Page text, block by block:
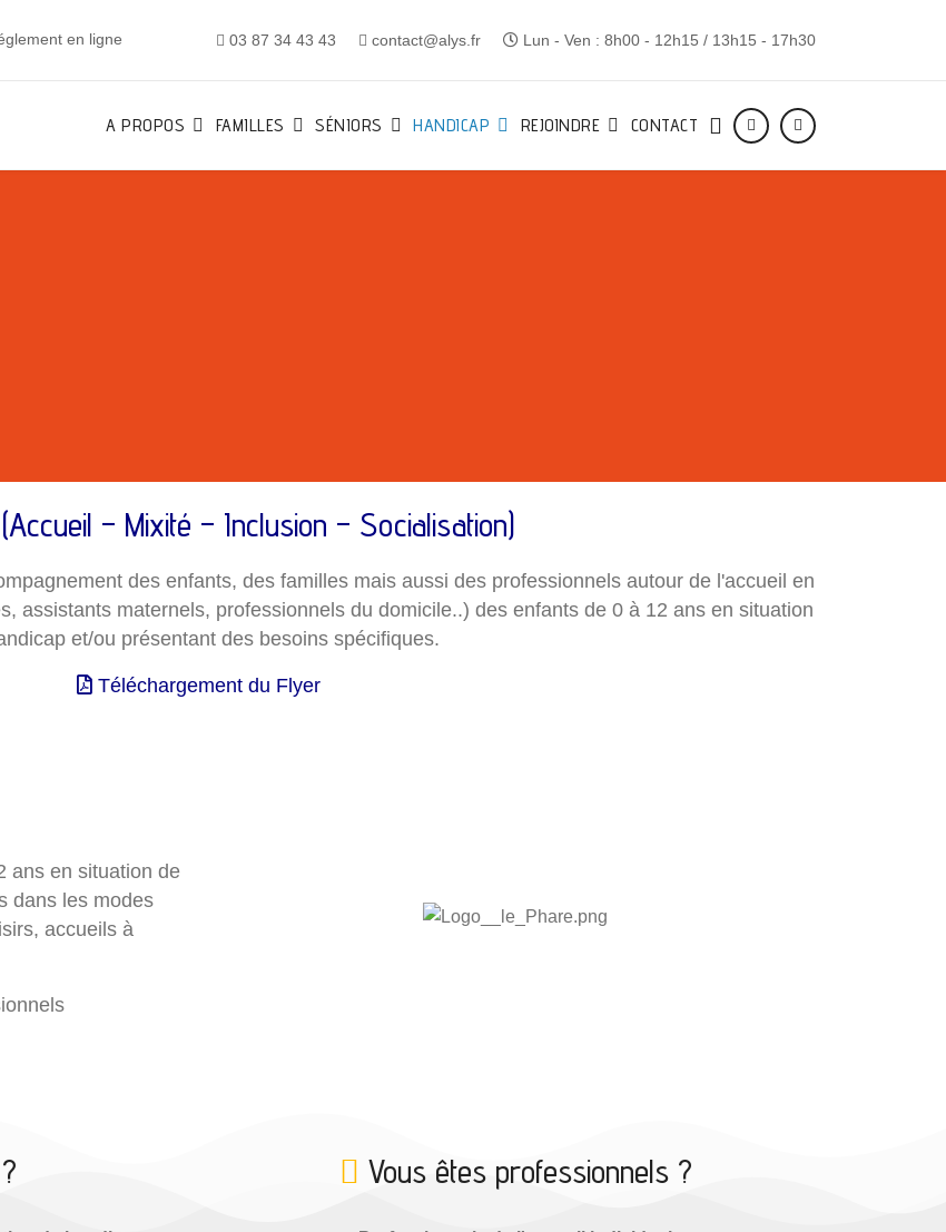
en ligne 03 87 34 43 43 contact@alys.fr Lun - Ven : 8h00 - 12h15 / 13h15 - 17h30
A PROPOS FAMILLES SÉNIORS HANDICAP REJOINDRE CONTACT
– Mixité – Inclusion – Socialisation)
des enfants, des famillesmais aussi des professionnelsautour de l'accueil en
assistants maternels, professionnels du domicile..) des enfants de 0 à 12 ans en situation
et/ou présentant des besoins spécifiques.
Téléchargement du Flyer
ans en situation de
dans les modes
accueils à
Vous êtes professionnels ?